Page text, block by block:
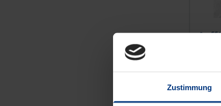
Zustimmung
Der
inkl.